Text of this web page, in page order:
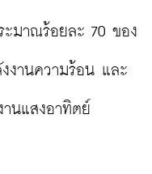
ะมาณร้อยละ 70 ของ
งานความร้อน และ
นแสงอาทิตย์